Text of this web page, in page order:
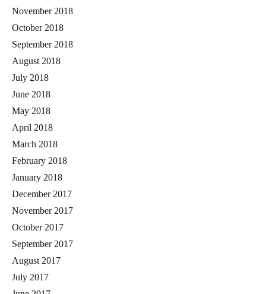
November 2018
October 2018
September 2018
August 2018
July 2018
June 2018
May 2018
April 2018
March 2018
February 2018
January 2018
December 2017
November 2017
October 2017
September 2017
August 2017
July 2017